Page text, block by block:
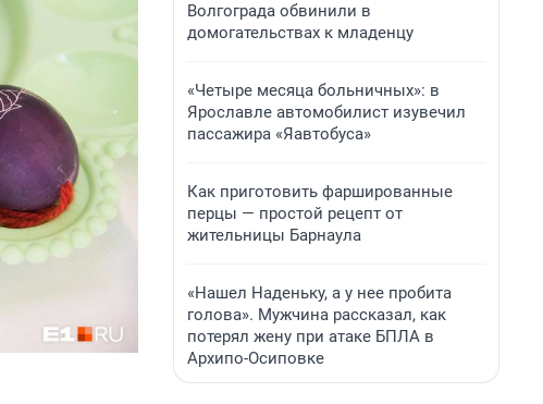
Волгограда обвинили в
домогательствах к младенцу
«Четыре месяца больничных»: в
Ярославле автомобилист изувечил
пассажира «Яавтобуса»
Как приготовить фаршированные
перцы — простой рецепт от
жительницы Барнаула
«Нашел Наденьку, а у нее пробита
голова». Мужчина рассказал, как
потерял жену при атаке БПЛА в
Архипо-Осиповке